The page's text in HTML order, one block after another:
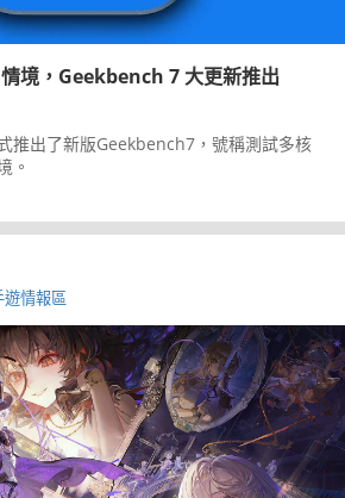
境，Geekbench 7 大更新推出
推出了新版Geekbench7，號稱測試多核
。
遊情報區